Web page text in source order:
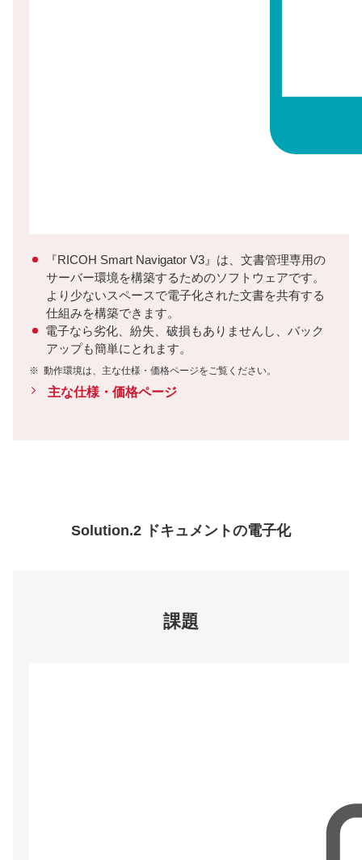
『RICOH Smart Navigator V3』は、文書管理専用の
サーバー環境を構築するためのソフトウェアです。
より少ないスペースで電子化された文書を共有する
仕組みを構築できます。
電子なら劣化、紛失、破損もありませんし、バック
アップも簡単にとれます。
※ 動作環境は、主な仕様・価格ページをご覧ください。
主な仕様・価格ページ
Solution.2 ドキュメントの電子化
課題